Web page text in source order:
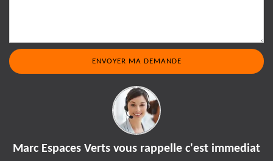
Marc Espaces Verts vous rappelle c'est immediat